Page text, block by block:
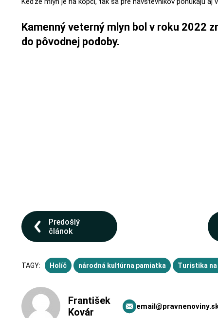
Kamenný veterný mlyn bol v roku 2022
do pôvodnej podoby.
Predošlý
článok
TAGY: Holíč národná kultúrna pamiatka Turistika na
František
Kovár